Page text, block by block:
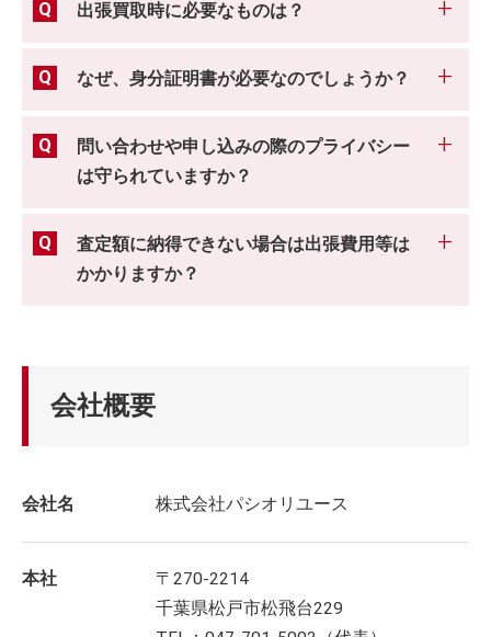
出張買取時に必要なものは？
なぜ、身分証明書が必要なのでしょうか？
問い合わせや申し込みの際のプライバシー
は守られていますか？
査定額に納得できない場合は出張費用等は
かかりますか？
会社概要
会社名 株式会社パシオリユース
本社
〒270-2214
千葉県松戸市松飛台229